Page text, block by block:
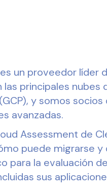
un proveedor líder
las principales
y somos
avanzadas.
Assessment de
puede migrarse
para la evaluación
sus